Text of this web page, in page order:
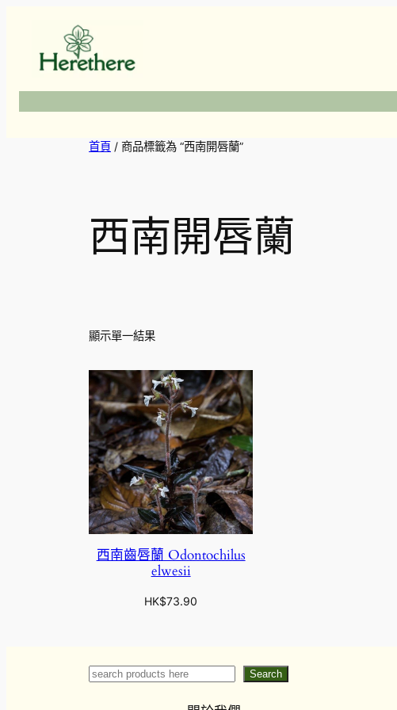
首頁 / 商品標籤為 “西南開唇蘭”
西南開唇蘭
顯示單一結果
西南齒唇蘭 Odontochilus
elwesii
HK$73.90
Search Search